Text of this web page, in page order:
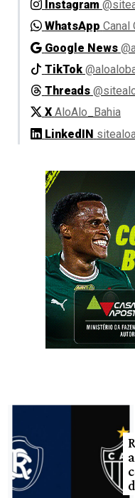
Instagram
WhatsApp Canal
Google News
TikTok
Threads
X AloAlo_Bahia
LinkedIN